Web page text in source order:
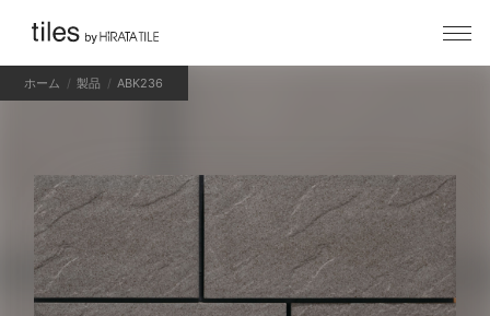
ホーム 製品 ABK236